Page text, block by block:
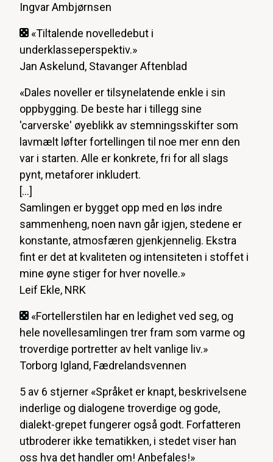
Ingvar Ambjørnsen
«Tiltalende novelledebut i
underklasseperspektiv.»
Jan Askelund, Stavanger Aftenblad
«Dales noveller er tilsynelatende enkle i sin
oppbygging. De beste har i tillegg sine
'carverske' øyeblikk av stemningsskifter som
lavmælt løfter fortellingen til noe mer enn den
var i starten. Alle er konkrete, fri for all slags
pynt, metaforer inkludert.
[...]
Samlingen er bygget opp med en løs indre
sammenheng, noen navn går igjen, stedene er
konstante, atmosfæren gjenkjennelig. Ekstra
fint er det at kvaliteten og intensiteten i stoffet i
mine øyne stiger for hver novelle.»
Leif Ekle, NRK
«Fortellerstilen har en ledighet ved seg, og
hele novellesamlingen trer fram som varme og
troverdige portretter av helt vanlige liv.»
Torborg Igland, Fædrelandsvennen
5 av 6 stjerner «Språket er knapt, beskrivelsene
inderlige og dialogene troverdige og gode,
dialekt-grepet fungerer også godt. Forfatteren
utbroderer ikke tematikken, i stedet viser han
oss hva det handler om! Anbefales!»